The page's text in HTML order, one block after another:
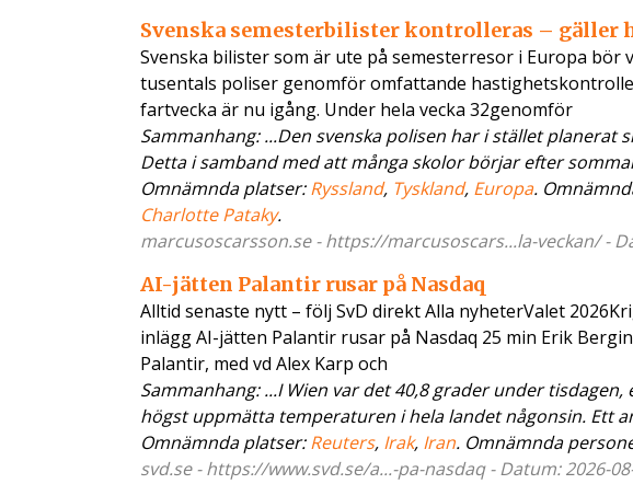
Svenska semesterbilister kontrolleras – gäller
Svenska bilister som är ute på semesterresor i Europa bör
tusentals poliser genomför omfattande
fartvecka är nu igång. Under hela vecka 32genomför
Sammanhang: ...Den svenska polisen har i stället planerat
Detta i samband med att många skolor börjar efter
Omnämnda platser:Ryssland, Tyskland, Europa.
Charlotte Pataky.
marcusoscarsson.se - https://marcusoscars...la-veckan/ -
AI-jätten Palantir rusar på Nasdaq
Alltid senaste nytt – följ SvD direkt Alla nyheterValet
inlägg AI-jätten Palantir rusar på Nasdaq 25 min Erik
Palantir, med vd Alex Karp och
Sammanhang: ...I Wien var det 40,8 grader under tisdagen,
högst uppmätta temperaturen i hela landet någonsin. Ett
Omnämnda platser:Reuters, Irak, Iran. Omnämnda
svd.se - https://www.svd.se/a...-pa-nasdaq - Datum: 2026-